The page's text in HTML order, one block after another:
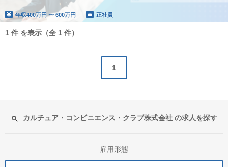
年収400万円 〜 600万円 正社員
1 件 を表示（全 1 件）
1
カルチュア・コンビニエンス・クラブ株式会社 の求人を探す
雇用形態